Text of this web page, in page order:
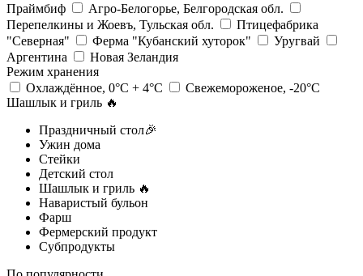
Праймбиф
Агро-Белогорье, Белгородская обл.
Перепелкины и Жоевъ, Тульская обл.
Птицефабрика
"Северная"
Ферма "Кубанский хуторок"
Уругвай
Аргентина
Новая Зеландия
Режим хранения
Охлаждённое, 0°С + 4°С
Свежемороженое, -20°С
Шашлык и гриль 🔥
Праздничный стол🎉
Ужин дома
Стейки
Детский стол
Шашлык и гриль 🔥
Наваристый бульон
Фарш
Фермерский продукт
Субпродукты